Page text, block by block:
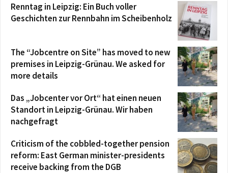
Renntag in Leipzig: Ein Buch voller
Geschichten zur Rennbahn im Scheibenholz
The “Jobcentre on Site” has moved to new
premises in Leipzig-Grünau. We asked for
more details
Das „Jobcenter vor Ort“ hat einen neuen
Standort in Leipzig-Grünau. Wir haben
nachgefragt
Criticism of the cobbled-together pension
reform: East German minister-presidents
receive backing from the DGB